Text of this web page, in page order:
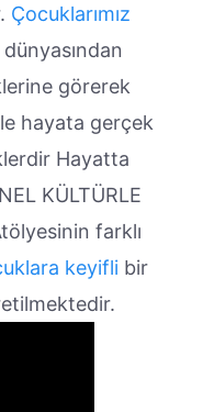
Çocuklarımız
görerek
hayata gerçek
Hayatta
KÜLTÜRLE
farklı
keyifli bir